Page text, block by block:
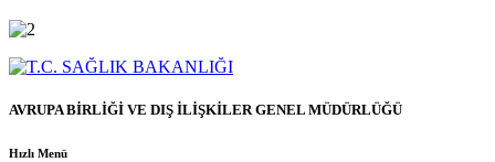
AVRUPA BİRLİĞİ VE DIŞ İLİŞKİLER GENEL MÜDÜRLÜĞÜ
Hızlı Menü